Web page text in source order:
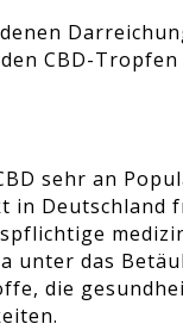
CBD-Tropfen
sehr an
in
unter das
die